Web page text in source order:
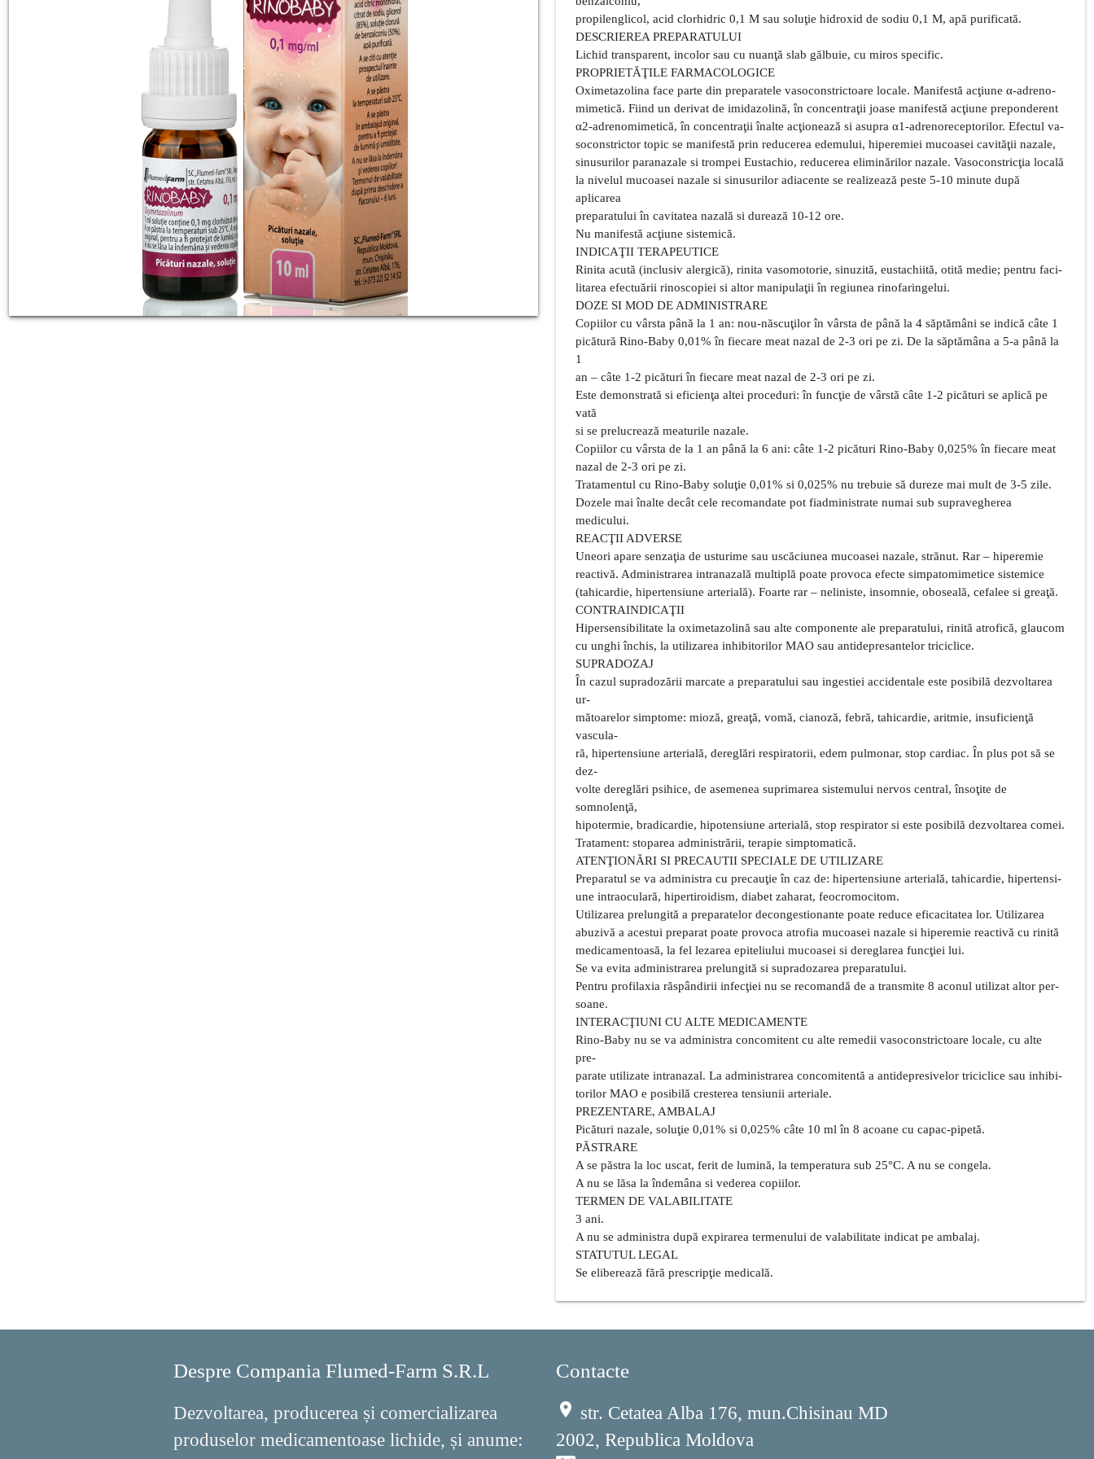
propilenglicol, acid clorhidric 0,1 M sau soluţie hidroxid de sodiu 0,1 M, apă purificată.
DESCRIEREA PREPARATULUI
Lichid transparent, incolor sau cu nuanţă slab gălbuie, cu miros specific.
PROPRIETĂŢILE FARMACOLOGICE
Oximetazolina face parte din preparatele vasoconstrictoare locale. Manifestă acţiune α-adreno-
mimetică. Fiind un derivat de imidazolină, în concentraţii joase manifestă acţiune preponderent
α2-adrenomimetică, în concentraţii înalte acţionează si asupra α1-adrenoreceptorilor. Efectul va-
soconstrictor topic se manifestă prin reducerea edemului, hiperemiei mucoasei cavităţii nazale,
sinusurilor paranazale si trompei Eustachio, reducerea eliminărilor nazale. Vasoconstricţia locală
la nivelul mucoasei nazale si sinusurilor adiacente se realizează peste 5-10 minute după
aplicarea
preparatului în cavitatea nazală si durează 10-12 ore.
Nu manifestă acţiune sistemică.
INDICAŢII TERAPEUTICE
Rinita acută (inclusiv alergică), rinita vasomotorie, sinuzită, eustachiită, otită medie; pentru faci-
litarea efectuării rinoscopiei si altor manipulaţii în regiunea rinofaringelui.
DOZE SI MOD DE ADMINISTRARE
Copiilor cu vârsta până la 1 an: nou-născuţilor în vârsta de până la 4 săptămâni se indică câte 1
picătură Rino-Baby 0,01% în fiecare meat nazal de 2-3 ori pe zi. De la săptămâna a 5-a până la
1
an – câte 1-2 picături în fiecare meat nazal de 2-3 ori pe zi.
Este demonstrată si eficienţa altei proceduri: în funcţie de vârstă câte 1-2 picături se aplică pe
vată
si se prelucrează meaturile nazale.
Copiilor cu vârsta de la 1 an până la 6 ani: câte 1-2 picături Rino-Baby 0,025% în fiecare meat
nazal de 2-3 ori pe zi.
Tratamentul cu Rino-Baby soluţie 0,01% si 0,025% nu trebuie să dureze mai mult de 3-5 zile.
Dozele mai înalte decât cele recomandate pot fiadministrate numai sub supravegherea
medicului.
REACŢII ADVERSE
Uneori apare senzaţia de usturime sau uscăciunea mucoasei nazale, strănut. Rar – hiperemie
reactivă. Administrarea intranazală multiplă poate provoca efecte simpatomimetice sistemice
(tahicardie, hipertensiune arterială). Foarte rar – neliniste, insomnie, oboseală, cefalee si greaţă.
CONTRAINDICAŢII
Hipersensibilitate la oximetazolină sau alte componente ale preparatului, rinită atrofică, glaucom
cu unghi închis, la utilizarea inhibitorilor MAO sau antidepresantelor triciclice.
SUPRADOZAJ
În cazul supradozării marcate a preparatului sau ingestiei accidentale este posibilă dezvoltarea
ur-
mătoarelor simptome: mioză, greaţă, vomă, cianoză, febră, tahicardie, aritmie, insuficienţă
vascula-
ră, hipertensiune arterială, dereglări respiratorii, edem pulmonar, stop cardiac. În plus pot să se
dez-
volte dereglări psihice, de asemenea suprimarea sistemului nervos central, însoţite de
somnolenţă,
hipotermie, bradicardie, hipotensiune arterială, stop respirator si este posibilă dezvoltarea comei.
Tratament: stoparea administrării, terapie simptomatică.
ATENŢIONĂRI SI PRECAUTII SPECIALE DE UTILIZARE
Preparatul se va administra cu precauţie în caz de: hipertensiune arterială, tahicardie, hipertensi-
une intraoculară, hipertiroidism, diabet zaharat, feocromocitom.
Utilizarea prelungită a preparatelor decongestionante poate reduce eficacitatea lor. Utilizarea
abuzivă a acestui preparat poate provoca atrofia mucoasei nazale si hiperemie reactivă cu rinită
medicamentoasă, la fel lezarea epiteliului mucoasei si dereglarea funcţiei lui.
Se va evita administrarea prelungită si supradozarea preparatului.
Pentru profilaxia răspândirii infecţiei nu se recomandă de a transmite 8 aconul utilizat altor per-
soane.
INTERACŢIUNI CU ALTE MEDICAMENTE
Rino-Baby nu se va administra concomitent cu alte remedii vasoconstrictoare locale, cu alte
pre-
parate utilizate intranazal. La administrarea concomitentă a antidepresivelor triciclice sau inhibi-
torilor MAO e posibilă cresterea tensiunii arteriale.
PREZENTARE, AMBALAJ
Picături nazale, soluţie 0,01% si 0,025% câte 10 ml în 8 acoane cu capac-pipetă.
PĂSTRARE
A se păstra la loc uscat, ferit de lumină, la temperatura sub 25°C. A nu se congela.
A nu se lăsa la îndemâna si vederea copiilor.
TERMEN DE VALABILITATE
3 ani.
A nu se administra după expirarea termenului de valabilitate indicat pe ambalaj.
STATUTUL LEGAL
Se eliberează fără prescripţie medicală.
Despre Compania Flumed-Farm S.R.L
Dezvoltarea, producerea și comercializarea
produselor medicamentoase lichide, și anume:
Contacte
place str. Cetatea Alba 176, mun.Chisinau MD
2002, Republica Moldova